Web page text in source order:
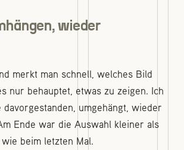
wieder
merkt man schnell, welches Bild
nur behauptet, etwas zu zeigen. Ich
davorgestanden, umgehängt, wieder
Ende war die Auswahl kleiner als
beim letzten Mal.